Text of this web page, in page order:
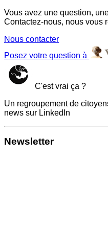
Vous avez une question,
Contactez-nous, nous vous
Nous contacter
Posez votre question à
C'est vrai ça ?
Un regroupement de
news sur LinkedIn
Newsletter